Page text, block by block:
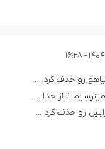
رو حذف کرد…..
تا از خدا……
رو حذف کرد….